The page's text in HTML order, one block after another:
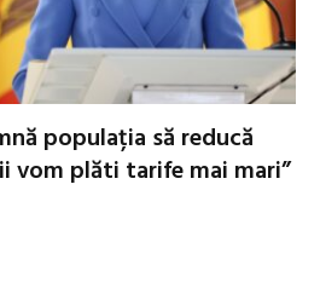
populația să reducă
vom plăti tarife mai mari”